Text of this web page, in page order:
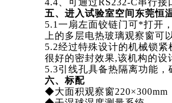
4.4、可通过RS232-C串行
五、进入试验室空间东莞恒
5.1一扇左面铰链门可*打开
上的多层电热玻璃观察窗可
5.2经过特殊设计的机械锁
很好的密封效果,该机构的
5.3引线孔具备热隔离功能
六、标配
◆大面积观察窗220×300mm